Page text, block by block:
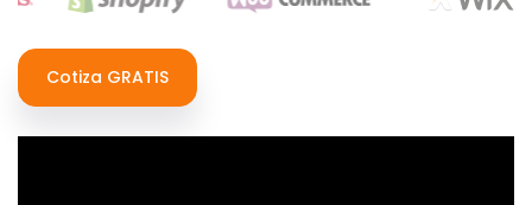
Cotiza GRATIS